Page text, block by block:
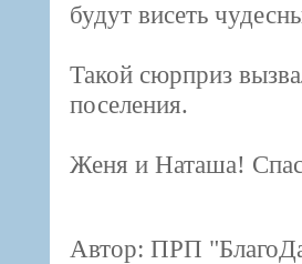
будут висеть
Такой сюрприз
поселения.
Женя и Наташа!
Автор: ПРП